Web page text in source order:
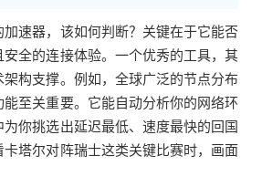
加速器，该如何判断？关键在于它能否
安全的连接体验。一个优秀的工具，其
架构支撑。例如，全球广泛的节点分布
至关重要。它能自动分析你的网络环
你挑选出延迟最低、速度最快的回国
卡塔尔对阵瑞士这类关键比赛时，画面